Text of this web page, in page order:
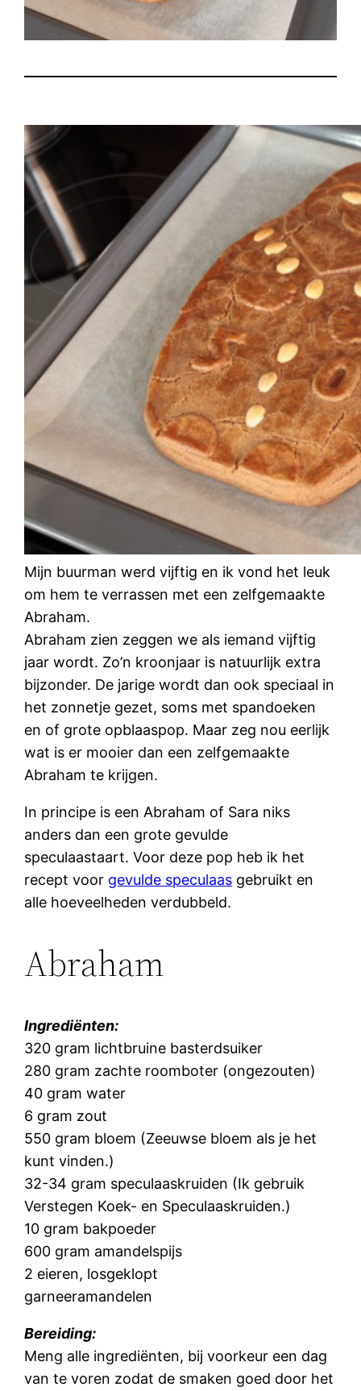
Mijn buurman werd vijftig en ik vond het leuk
om hem te verrassen met een zelfgemaakte
Abraham.
Abraham zien zeggen we als iemand vijftig
jaar wordt. Zo’n kroonjaar is natuurlijk extra
bijzonder. De jarige wordt dan ook speciaal in
het zonnetje gezet, soms met spandoeken
en of grote opblaaspop. Maar zeg nou eerlijk
wat is er mooier dan een zelfgemaakte
Abraham te krijgen.
In principe is een Abraham of Sara niks
anders dan een grote gevulde
speculaastaart. Voor deze pop heb ik het
recept voor gevulde speculaas gebruikt en
alle hoeveelheden verdubbeld.
Abraham
Ingrediënten:
320 gram lichtbruine basterdsuiker
280 gram zachte roomboter (ongezouten)
40 gram water
6 gram zout
550 gram bloem (Zeeuwse bloem als je het
kunt vinden.)
32-34 gram speculaaskruiden (Ik gebruik
Verstegen Koek- en Speculaaskruiden.)
10 gram bakpoeder
600 gram amandelspijs
2 eieren, losgeklopt
garneeramandelen
Bereiding:
Meng alle ingrediënten, bij voorkeur een dag
van te voren zodat de smaken goed door het